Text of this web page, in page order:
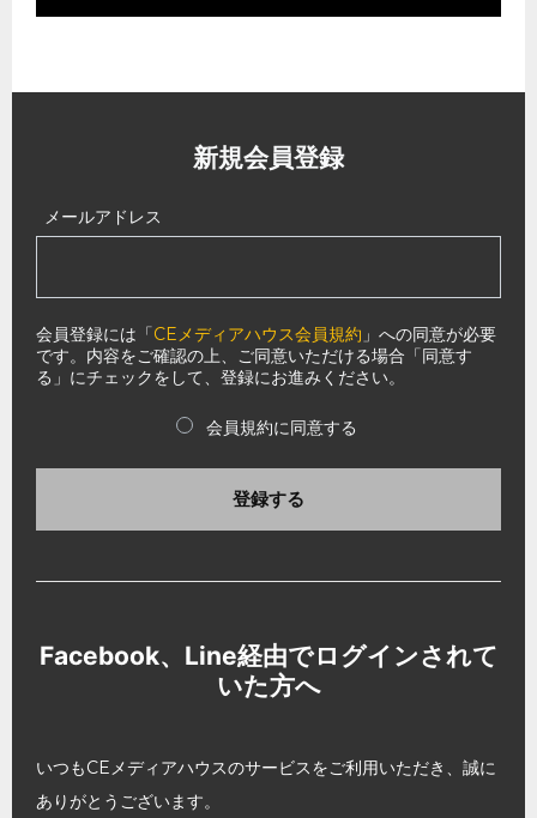
新規会員登録
メールアドレス
会員登録には「CEメディアハウス会員規約 」への同意が必要
です。内容をご確認の上、ご同意いただける場合「同意す
る」にチェックをして、登録にお進みください。
会員規約に同意する
登録する
Facebook、Line経由でログインされて
いた方へ
いつもCEメディアハウスのサービスをご利用いただき、誠に
ありがとうございます。